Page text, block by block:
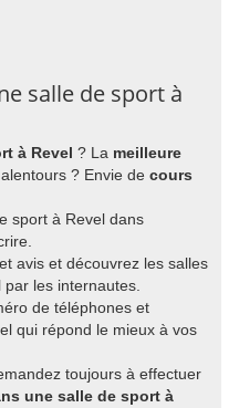
salle de sport à
à Revel ? La meilleure
? Envie de cours
sport à Revel dans
avis et découvrez les salles
les internautes.
de téléphones et
qui répond le mieux à vos
toujours à effectuer
une salle de sport à